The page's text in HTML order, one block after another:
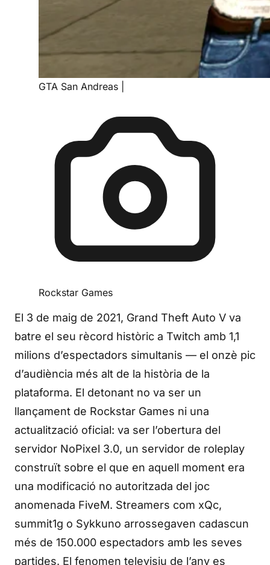
GTA San Andreas
Rockstar Games
El 3 de maig de 2021, Grand Theft Auto V va
batre el seu rècord històric a Twitch amb 1,1
milions d’espectadors simultanis — el onzè pic
d’audiència més alt de la història de la
plataforma. El detonant no va ser un
llançament de Rockstar Games ni una
actualització oficial: va ser l’obertura del
servidor NoPixel 3.0, un servidor de roleplay
construït sobre el que en aquell moment era
una modificació no autoritzada del joc
anomenada FiveM. Streamers com xQc,
summit1g o Sykkuno arrossegaven cadascun
més de 150.000 espectadors amb les seves
partides. El fenomen televisiu de l’any es